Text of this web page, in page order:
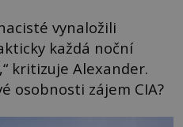
vynaložili
každá noční
kritizuje Alexander.
osobnosti zájem CIA?